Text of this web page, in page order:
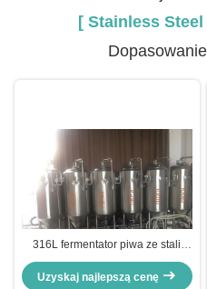
[ Stainless Steel
Dopasowanie
316L fermentator piwa ze stali
nierdzewnej, ss fermentator piwa
stożkowy z kurtką
Uzyskaj najlepszą cenę